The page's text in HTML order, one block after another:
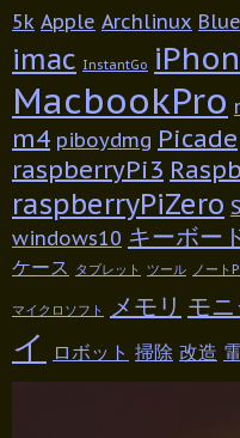
5k Apple Archlinux
imac InstantGo
MacbookPro
m4 piboydmg Picade
raspberryPi3
raspberryPiZero
windows10 キーボー
ケース タブレット ツール ノート
マイクロソフト メモリ モ
イ
ロボット 掃除 改造